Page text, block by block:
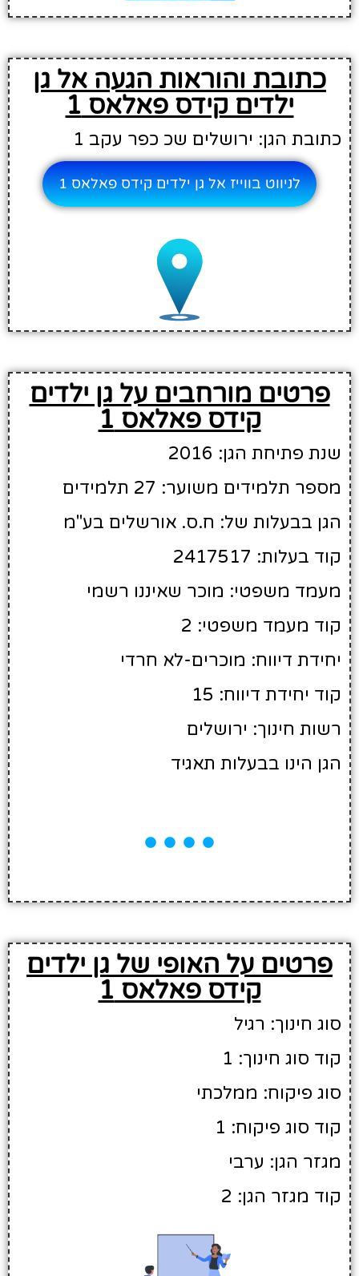
כתובת והוראות הגעה אל גן
ילדים קידס פאלאס 1
כתובת הגן: ירושלים שכ כפר עקב 1
לניווט בווייז אל גן ילדים קידס פאלאס 1
פרטים מורחבים על גן ילדים
קידס פאלאס 1
שנת פתיחת הגן: 2016
מספר תלמידים משוער: 27 תלמידים
הגן בבעלות של: ח.ס. אורשלים בע"מ
קוד בעלות: 2417517
מעמד משפטי: מוכר שאיננו רשמי
קוד מעמד משפטי: 2
יחידת דיווח: מוכרים-לא חרדי
קוד יחידת דיווח: 15
רשות חינוך: ירושלים
הגן הינו בבעלות תאגיד
פרטים על האופי של גן ילדים
קידס פאלאס 1
סוג חינוך: רגיל
קוד סוג חינוך: 1
סוג פיקוח: ממלכתי
קוד סוג פיקוח: 1
מגזר הגן: ערבי
קוד מגזר הגן: 2